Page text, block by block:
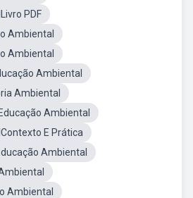
PDF
Ambiental
Ambiental
Ambiental
Ambiental
Ambiental
E Prática
Ambiental
Ambiental